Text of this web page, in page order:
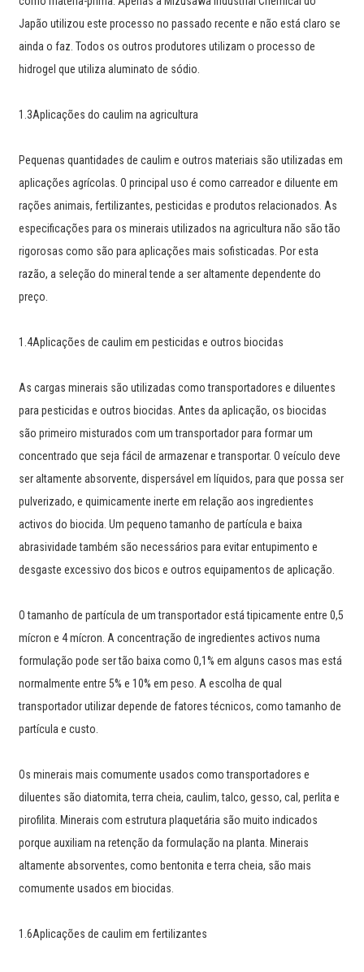
Japão utilizou este processo no passado recente e não está claro se
ainda o faz. Todos os outros produtores utilizam o processo de
hidrogel que utiliza aluminato de sódio.
1.3Aplicações do caulim na agricultura
Pequenas quantidades de caulim e outros materiais são utilizadas em
aplicações agrícolas. O principal uso é como carreador e diluente em
rações animais, fertilizantes, pesticidas e produtos relacionados. As
especificações para os minerais utilizados na agricultura não são tão
rigorosas como são para aplicações mais sofisticadas. Por esta
razão, a seleção do mineral tende a ser altamente dependente do
preço.
1.4Aplicações de caulim em pesticidas e outros biocidas
As cargas minerais são utilizadas como transportadores e diluentes
para pesticidas e outros biocidas. Antes da aplicação, os biocidas
são primeiro misturados com um transportador para formar um
concentrado que seja fácil de armazenar e transportar. O veículo deve
ser altamente absorvente, dispersável em líquidos, para que possa ser
pulverizado, e quimicamente inerte em relação aos ingredientes
activos do biocida. Um pequeno tamanho de partícula e baixa
abrasividade também são necessários para evitar entupimento e
desgaste excessivo dos bicos e outros equipamentos de aplicação.
O tamanho de partícula de um transportador está tipicamente entre 0,5
mícron e 4 mícron. A concentração de ingredientes activos numa
formulação pode ser tão baixa como 0,1% em alguns casos mas está
normalmente entre 5% e 10% em peso. A escolha de qual
transportador utilizar depende de fatores técnicos, como tamanho de
partícula e custo.
Os minerais mais comumente usados ​​como transportadores e
diluentes são diatomita, terra cheia, caulim, talco, gesso, cal, perlita e
pirofilita. Minerais com estrutura plaquetária são muito indicados
porque auxiliam na retenção da formulação na planta. Minerais
altamente absorventes, como bentonita e terra cheia, são mais
comumente usados ​​em biocidas.
1.6Aplicações de caulim em fertilizantes